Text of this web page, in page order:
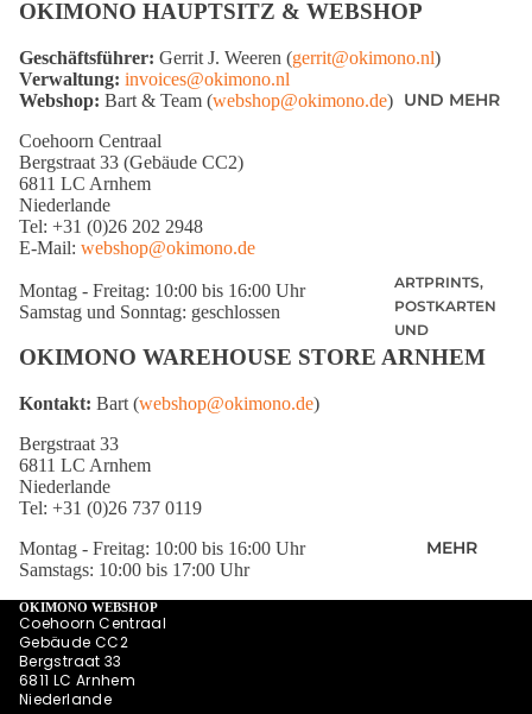
GRÖSSEN SALE
VATER SO DER
BLICK
UND MEHR
ARTPRINTS,
POSTKARTEN
UND
QUARTETT
MEHR
OKIMONO HAUPTSITZ & WEBSHOP
Geschäftsführer: Gerrit J. Weeren (gerrit@okimono.nl)
Verwaltung: invoices@okimono.nl
Webshop: Bart & Team (webshop@okimono.de)
Coehoorn Centraal
Bergstraat 33 (Gebäude CC2)
6811 LC Arnhem
Niederlande
Tel: +31 (0)26 202 2948
E-Mail: webshop@okimono.de
Montag - Freitag: 10:00 bis 16:00 Uhr
Samstag und Sonntag: geschlossen
OKIMONO WAREHOUSE STORE ARNHEM
Kontakt: Bart (webshop@okimono.de)
Bergstraat 33
6811 LC Arnhem
Niederlande
Tel: +31 (0)26 737 0119
Montag - Freitag: 10:00 bis 16:00 Uhr
Samstags: 10:00 bis 17:00 Uhr
OKIMONO WEBSHOP
Coehoorn Centraal
Gebäude CC2
Bergstraat 33
6811 LC Arnhem
Niederlande